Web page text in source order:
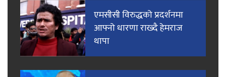
एमसीसी विरुद्धको प्रदर्शनमा
आफ्नो धारणा राख्दै हेमराज
थापा